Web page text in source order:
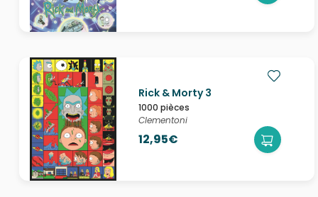
Rick & Morty 3
1000 pièces
Clementoni
12,95€